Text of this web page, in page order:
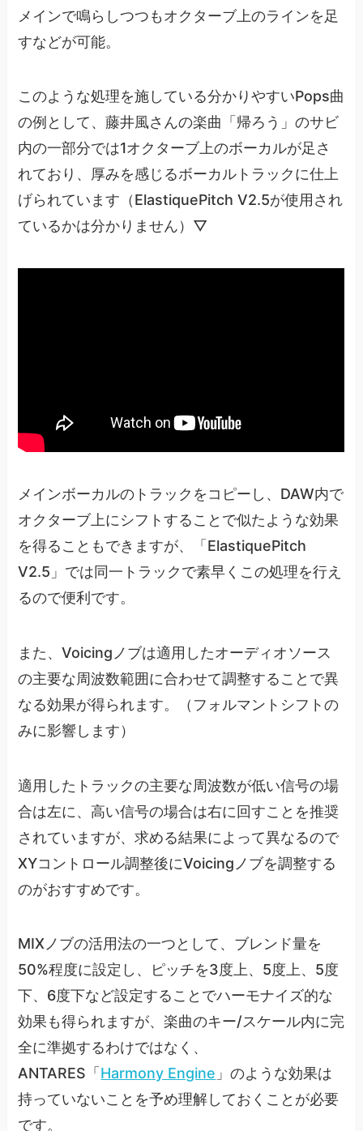
メインで鳴らしつつもオクターブ上のラインを足
すなどが可能。
このような処理を施している分かりやすいPops曲
の例として、藤井風さんの楽曲「帰ろう」のサビ
内の一部分では1オクターブ上のボーカルが足さ
れており、厚みを感じるボーカルトラックに仕上
げられています（ElastiquePitch V2.5が使用され
ているかは分かりません）▽
メインボーカルのトラックをコピーし、DAW内で
オクターブ上にシフトすることで似たような効果
を得ることもできますが、「ElastiquePitch
V2.5」では同一トラックで素早くこの処理を行え
るので便利です。
また、Voicingノブは適用したオーディオソース
の主要な周波数範囲に合わせて調整することで異
なる効果が得られます。（フォルマントシフトの
みに影響します）
適用したトラックの主要な周波数が低い信号の場
合は左に、高い信号の場合は右に回すことを推奨
されていますが、求める結果によって異なるので
XYコントロール調整後にVoicingノブを調整する
のがおすすめです。
MIXノブの活用法の一つとして、ブレンド量を
50%程度に設定し、ピッチを3度上、5度上、5度
下、6度下など設定することでハーモナイズ的な
効果も得られますが、楽曲のキー/スケール内に完
全に準拠するわけではなく、
ANTARES「 Harmony Engine 」のような効果は
持っていないことを予め理解しておくことが必要
です。